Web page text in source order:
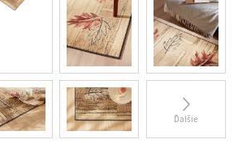
Ďalšie